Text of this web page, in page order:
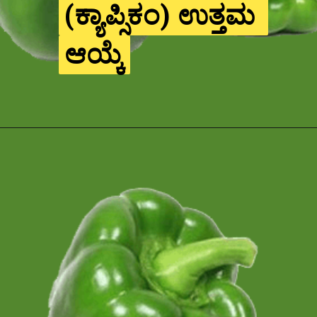
(ಕ್ಯಾಪ್ಸಿಕಂ) ಉತ್ತಮ
ಆಯ್ಕೆ
(ಕ್ಯಾಪ್ಸಿಕಂ) ಉತ್ತಮ
ಆಯ್ಕೆ